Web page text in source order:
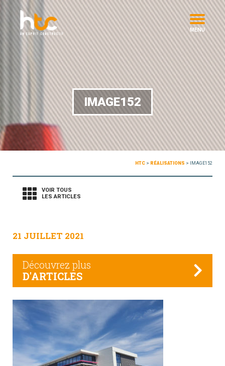
MENU
IMAGE152
HTC > RÉALISATIONS > IMAGE152
VOIR TOUS
LES ARTICLES
21 JUILLET 2021
Découvrez plus
D'ARTICLES